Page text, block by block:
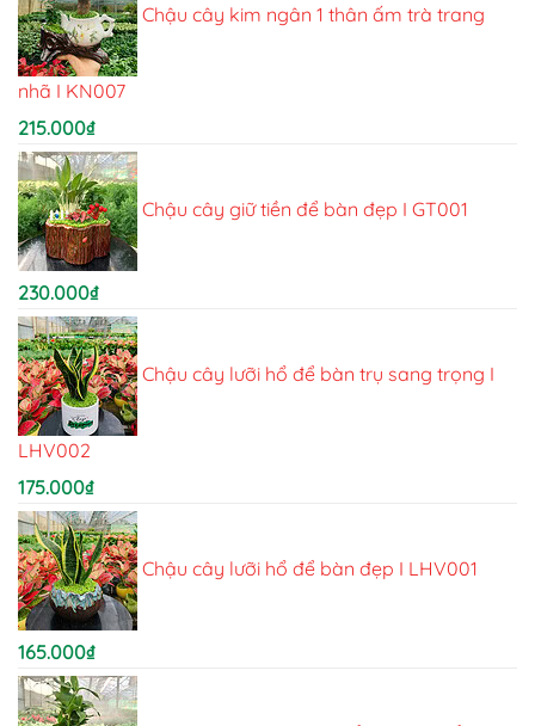
Chậu cây kim ngân 1 thân ấm trà trang
nhã I KN007
215.000₫
Chậu cây giữ tiền để bàn đẹp I GT001
230.000₫
Chậu cây lưỡi hổ để bàn trụ sang trọng I
LHV002
175.000₫
Chậu cây lưỡi hổ để bàn đẹp I LHV001
165.000₫